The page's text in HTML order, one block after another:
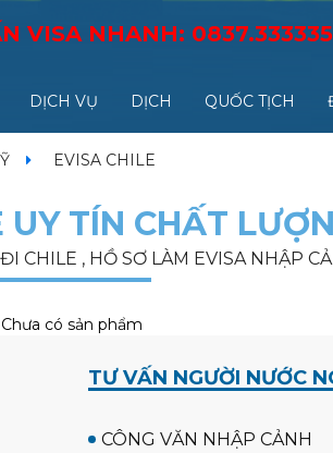
VISA NHANH: 0837.333335
DỊCH VỤ DỊCH QUỐC TỊCH
EVISA CHILE
TÍN CHẤT
CHILE , HỒ SƠ LÀM EVISA NHẬP
Chưa có sản phẩm
TƯ VẤN NGƯỜI NƯỚC
CÔNG VĂN NHẬP CẢNH